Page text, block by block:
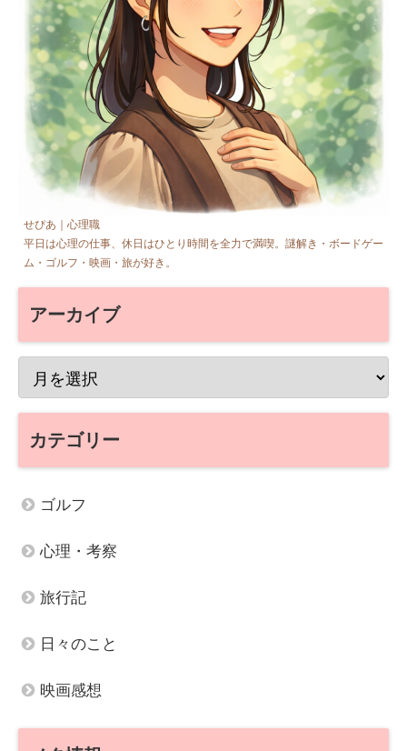
せぴあ｜心理職
平日は心理の仕事、休日はひとり時間を全力で満喫。謎解き・ボードゲー
ム・ゴルフ・映画・旅が好き。
アーカイブ
カテゴリー
ゴルフ
心理・考察
旅行記
日々のこと
映画感想